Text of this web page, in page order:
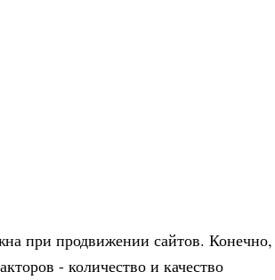
при продвижении сайтов. Конечно,
- количество и качество